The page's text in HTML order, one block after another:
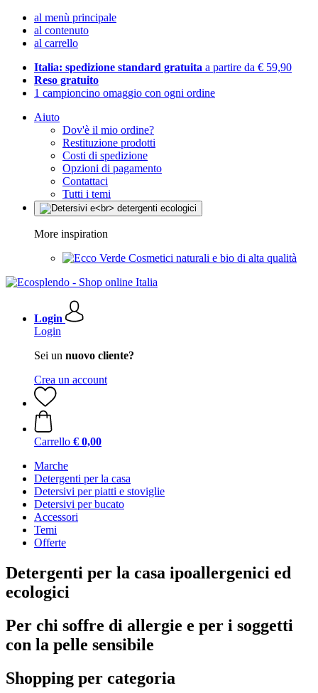
al menù principale
al contenuto
al carrello
Italia: spedizione standard gratuita a partire da € 59,90
Reso gratuito
1 campioncino omaggio con ogni ordine
Aiuto
Dov'è il mio ordine?
Restituzione prodotti
Costi di spedizione
Opzioni di pagamento
Contattaci
Tutti i temi
More inspiration
Cosmetici naturali e bio di alta qualità
Login
Login
Sei un nuovo cliente?
Crea un account
Carrello € 0,00
Marche
Detergenti per la casa
Detersivi per piatti e stoviglie
Detersivi per bucato
Accessori
Temi
Offerte
Detergenti per la casa ipoallergenici ed
ecologici
Per chi soffre di allergie e per i soggetti
con la pelle sensibile
Shopping per categoria